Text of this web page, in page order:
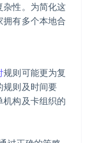
杂性。为简化这
有多个本地合
规则可能更为复
规则及时间要
构及卡组织的